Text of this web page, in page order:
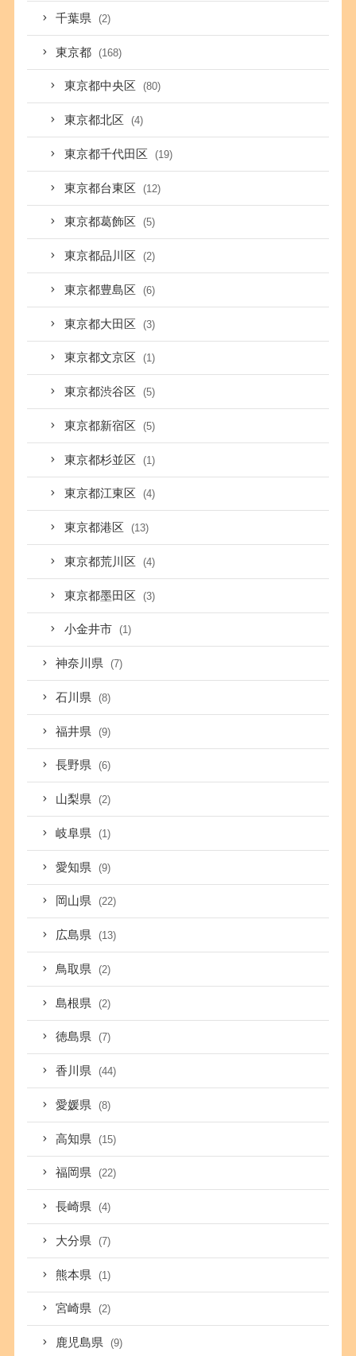
千葉県 (2)
東京都 (168)
東京都中央区 (80)
東京都北区 (4)
東京都千代田区 (19)
東京都台東区 (12)
東京都葛飾区 (5)
東京都品川区 (2)
東京都豊島区 (6)
東京都大田区 (3)
東京都文京区 (1)
東京都渋谷区 (5)
東京都新宿区 (5)
東京都杉並区 (1)
東京都江東区 (4)
東京都港区 (13)
東京都荒川区 (4)
東京都墨田区 (3)
小金井市 (1)
神奈川県 (7)
石川県 (8)
福井県 (9)
長野県 (6)
山梨県 (2)
岐阜県 (1)
愛知県 (9)
岡山県 (22)
広島県 (13)
鳥取県 (2)
島根県 (2)
徳島県 (7)
香川県 (44)
愛媛県 (8)
高知県 (15)
福岡県 (22)
長崎県 (4)
大分県 (7)
熊本県 (1)
宮崎県 (2)
鹿児島県 (9)